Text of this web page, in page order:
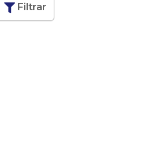
Filtrar